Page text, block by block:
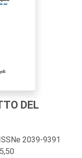
DEL
2039-9391